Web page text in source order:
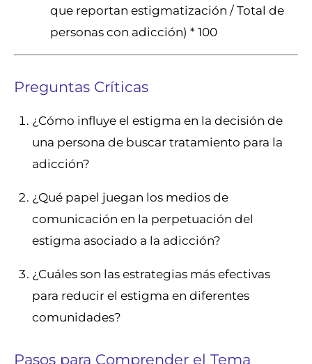
que reportan estigmatización / Total de
personas con adicción) * 100
Preguntas Críticas
¿Cómo influye el estigma en la decisión de
una persona de buscar tratamiento para la
adicción?
¿Qué papel juegan los medios de
comunicación en la perpetuación del
estigma asociado a la adicción?
¿Cuáles son las estrategias más efectivas
para reducir el estigma en diferentes
comunidades?
Pasos para Comprender el Tema